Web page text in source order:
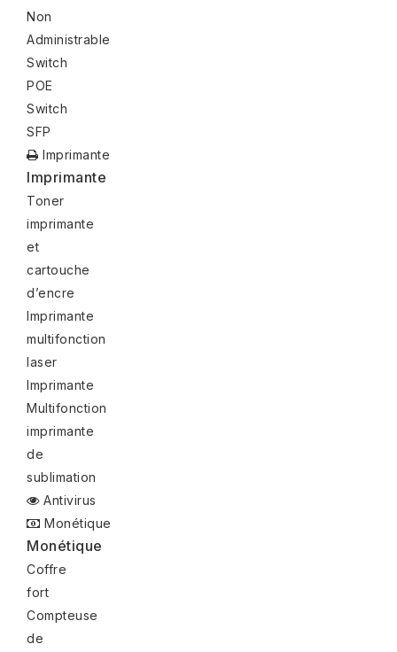
Non
Administrable
Switch
POE
Switch
SFP
Imprimante
Imprimante
Toner
imprimante
et
cartouche
d’encre
Imprimante
multifonction
laser
Imprimante
Multifonction
imprimante
de
sublimation
Antivirus
Monétique
Monétique
Coffre
fort
Compteuse
de